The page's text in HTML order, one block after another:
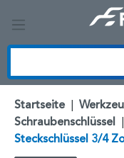
Startseite |
Schraubenschlüssel |
Steckschlüssel 3/4